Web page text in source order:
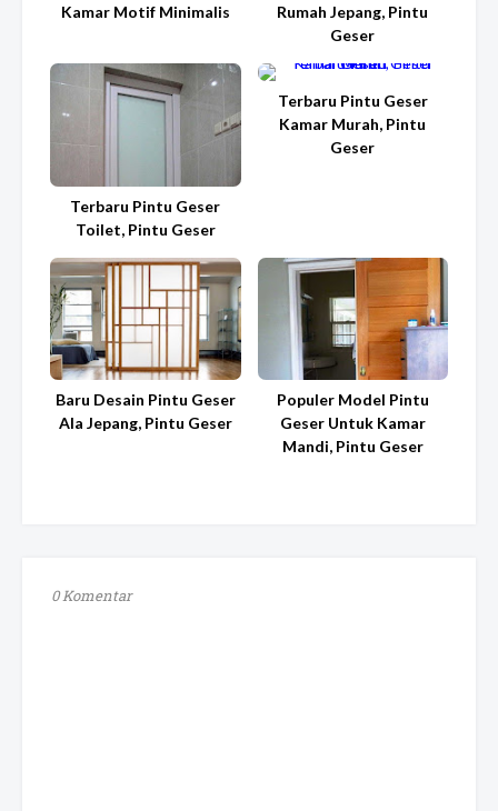
Kamar Motif Minimalis
Rumah Jepang, Pintu
Geser
Terbaru Pintu Geser
Toilet, Pintu Geser
Terbaru Pintu Geser
Kamar Murah, Pintu
Geser
Baru Desain Pintu Geser
Ala Jepang, Pintu Geser
Populer Model Pintu
Geser Untuk Kamar
Mandi, Pintu Geser
0 Komentar